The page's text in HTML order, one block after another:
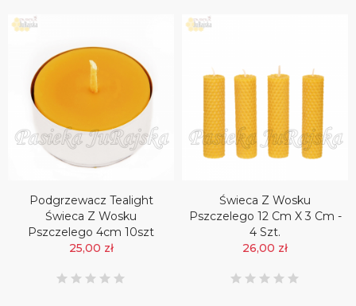
Podgrzewacz Tealight
Świeca Z Wosku
Pszczelego 4cm 10szt
25,00 zł
Świeca Z Wosku
Pszczelego 12 Cm X 3 Cm -
4 Szt.
26,00 zł